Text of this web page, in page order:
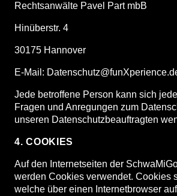
Rechtsanwälte Pavel Part mbB
Hinüberstr. 4
30175 Hannover
E-Mail:
Jede betroffene Person kann sich
Fragen und Anregungen zum
unseren Datenschutzbeauftragten
4. COOKIES
Auf den Internetseiten der
werden Cookies verwendet. Cookies
welche über einen Internetbrowser